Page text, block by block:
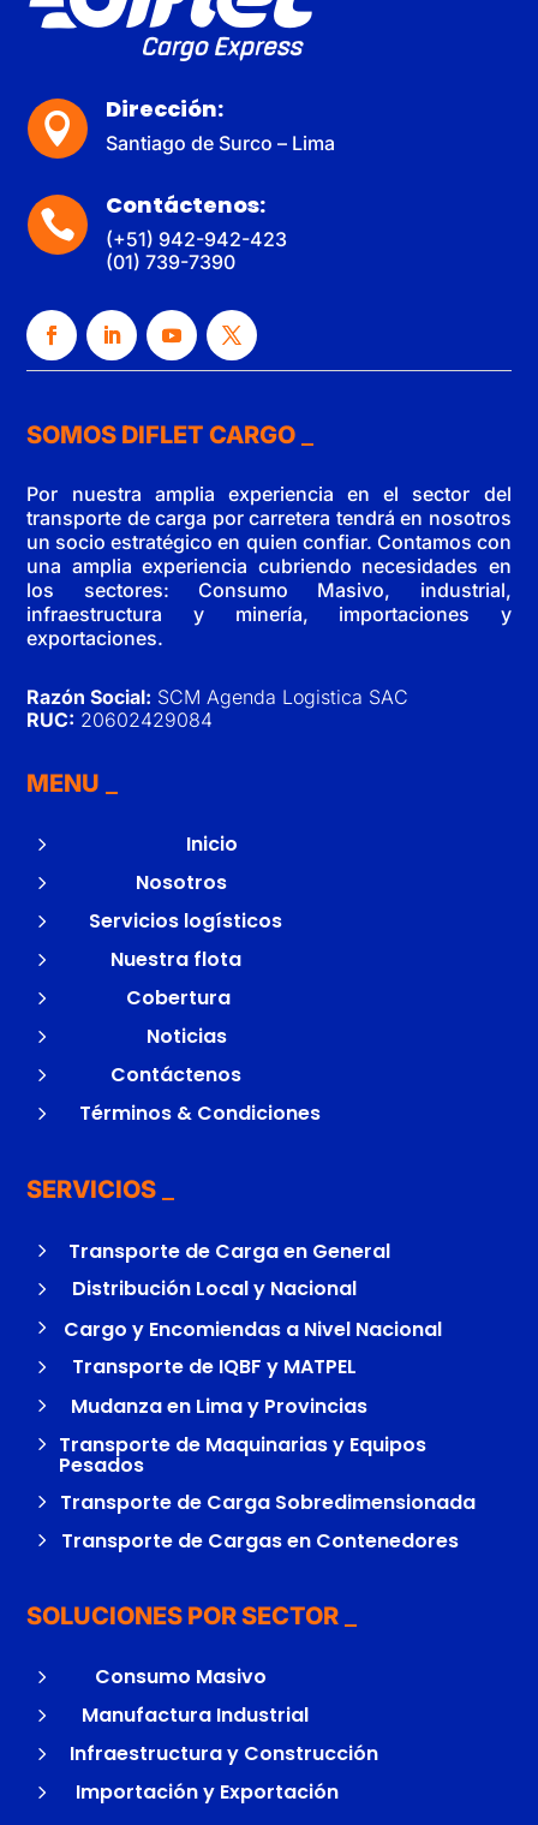

Dirección:
Santiago de Surco – Lima

Contáctenos:
(+51) 942-942-423
(01) 739-7390
SOMOS DIFLET CARGO
Por nuestra amplia experiencia en el sector del
transporte de carga por carretera tendrá en nosotros
un socio estratégico en quien confiar. Contamos con
una amplia experiencia cubriendo necesidades en
los sectores: Consumo Masivo, industrial,
infraestructura y minería, importaciones y
exportaciones.
Razón Social: SCM Agenda Logistica SAC
RUC: 20602429084
MENU
5 Inicio
5 Nosotros
5 Servicios logísticos
5 Nuestra flota
5 Cobertura
5 Noticias
5 Contáctenos
5 Términos & Condiciones
SERVICIOS
5 Transporte de Carga en General
5 Distribución Local y Nacional
5 Cargo y Encomiendas a Nivel Nacional
5 Transporte de IQBF y MATPEL
5 Mudanza en Lima y Provincias
5 Transporte de Maquinarias y Equipos
Pesados
5 Transporte de Carga Sobredimensionada
5 Transporte de Cargas en Contenedores
SOLUCIONES POR SECTOR
5 Consumo Masivo
5 Manufactura Industrial
5 Infraestructura y Construcción
5 Importación y Exportación